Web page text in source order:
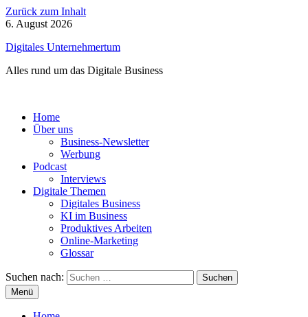
Zurück zum Inhalt
6. August 2026
Digitales Unternehmertum
Alles rund um das Digitale Business
Home
Über uns
Business-Newsletter
Werbung
Podcast
Interviews
Digitale Themen
Digitales Business
KI im Business
Produktives Arbeiten
Online-Marketing
Glossar
Suchen nach:
Menü